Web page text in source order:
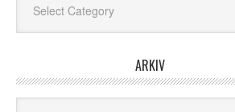
ARKIV